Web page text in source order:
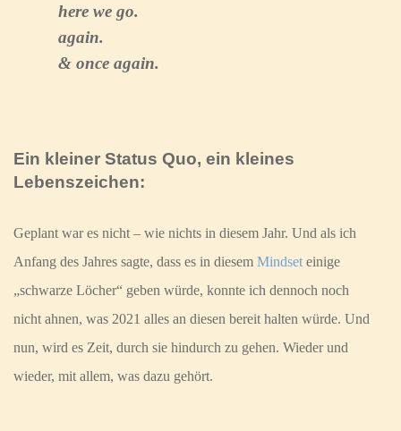
here we go.
again.
& once again.
Ein kleiner Status Quo, ein kleines
Lebenszeichen:
Geplant war es nicht – wie nichts in diesem Jahr. Und als ich
Anfang des Jahres sagte, dass es in diesem Mindset einige
„schwarze Löcher“ geben würde, konnte ich dennoch noch
nicht ahnen, was 2021 alles an diesen bereit halten würde. Und
nun, wird es Zeit, durch sie hindurch zu gehen. Wieder und
wieder, mit allem, was dazu gehört.